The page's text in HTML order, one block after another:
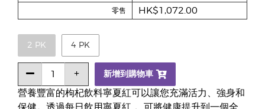
營養豐富的枸杞飲料寧夏紅可以讓您充滿活力、強身和
零售 HK$1,072.00
2 PK 4 PK
新增到購物車